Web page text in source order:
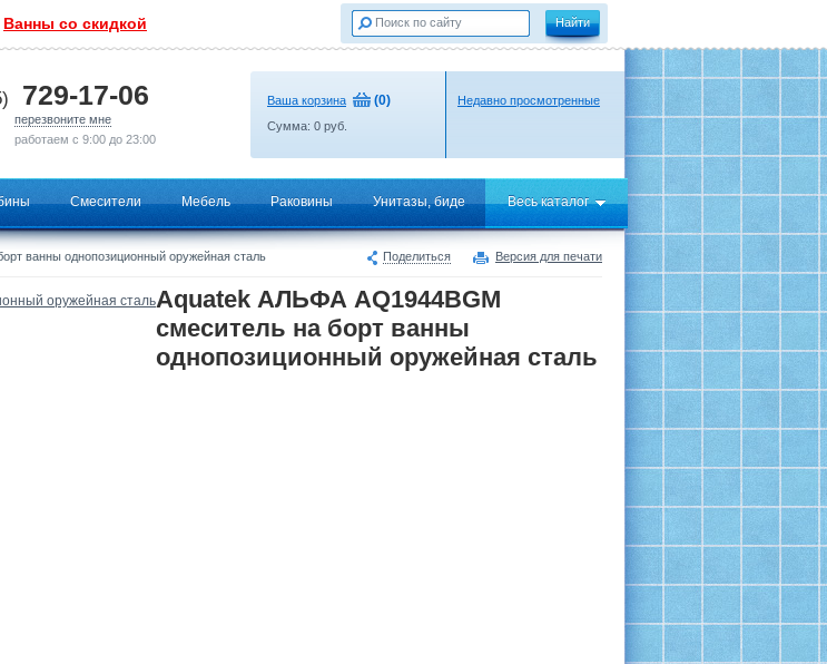
Ванны со скидкой
729-17-06
перезвоните мне
работаем с 9:00 до 23:00
Ваша корзина (0)
Сумма: 0 руб.
Недавно просмотренные
Смесители Мебель Раковины Унитазы, биде Весь каталог
Поделиться Версия для печати
ванны однопозиционный оружейная сталь
Aquatek АЛЬФА AQ1944BGM
смеситель на борт ванны
однопозиционный оружейная сталь